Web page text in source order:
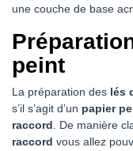
une couche de base
peint
La préparation des lés
s’il s’agit d’un papier
raccord. De manière
raccord vous allez